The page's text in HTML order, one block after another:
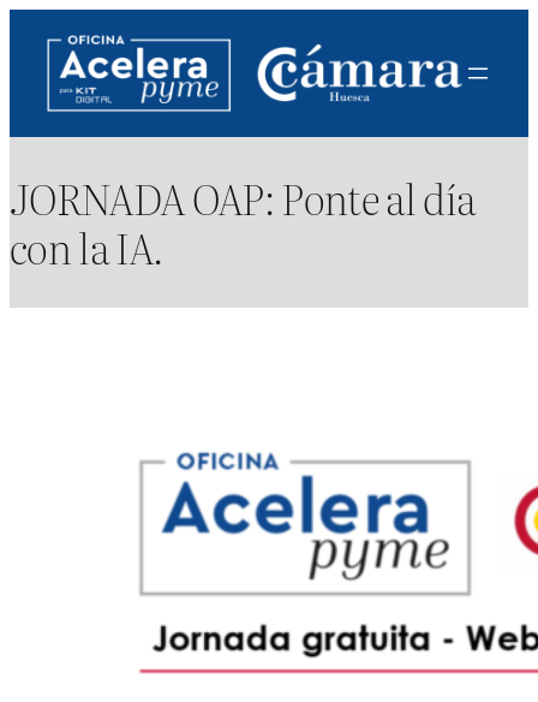
contenido
JORNADA OAP: Ponte al día
con la IA.